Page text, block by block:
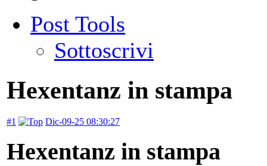
Post Tools
Sottoscrivi
Hexentanz in stampa
#1 Dic-09-25 08:30:27
Hexentanz in stampa